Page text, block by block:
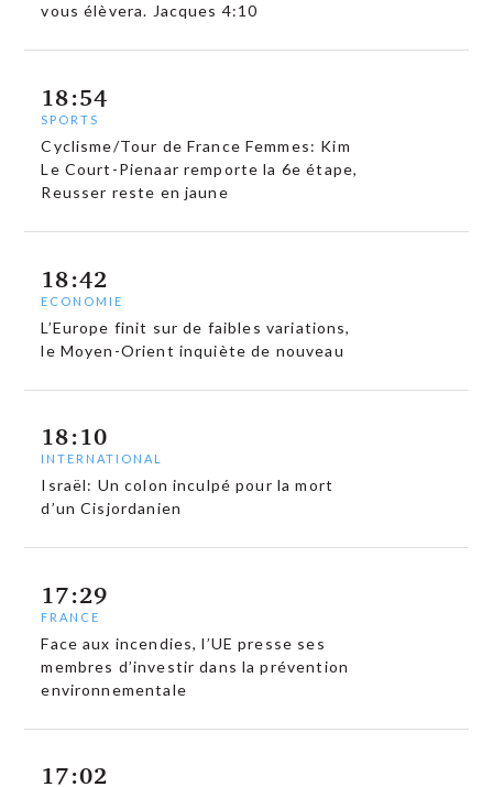
vous élèvera. Jacques 4:10
18:54
SPORTS
Cyclisme/Tour de France Femmes: Kim
Le Court-Pienaar remporte la 6e étape,
Reusser reste en jaune
18:42
ECONOMIE
L’Europe finit sur de faibles variations,
le Moyen-Orient inquiète de nouveau
18:10
INTERNATIONAL
Israël: Un colon inculpé pour la mort
d’un Cisjordanien
17:29
FRANCE
Face aux incendies, l’UE presse ses
membres d’investir dans la prévention
environnementale
17:02